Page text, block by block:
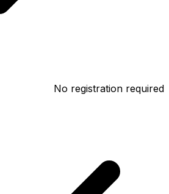
No registration required